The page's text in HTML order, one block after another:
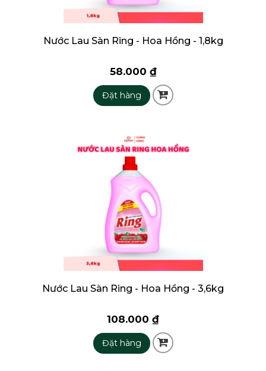
Nước Lau Sàn Ring - Hoa Hồng - 1,8kg
58.000 ₫
Đặt hàng
Nước Lau Sàn Ring - Hoa Hồng - 3,6kg
108.000 ₫
Đặt hàng